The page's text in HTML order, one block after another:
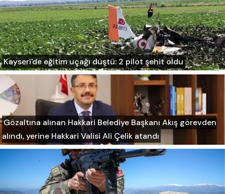
Kayseri'de eğitim uçağı düştü: 2 pilot şehit oldu
Gözaltına alınan Hakkari Belediye Başkanı Akış görevden
alındı, yerine Hakkari Valisi Ali Çelik atandı